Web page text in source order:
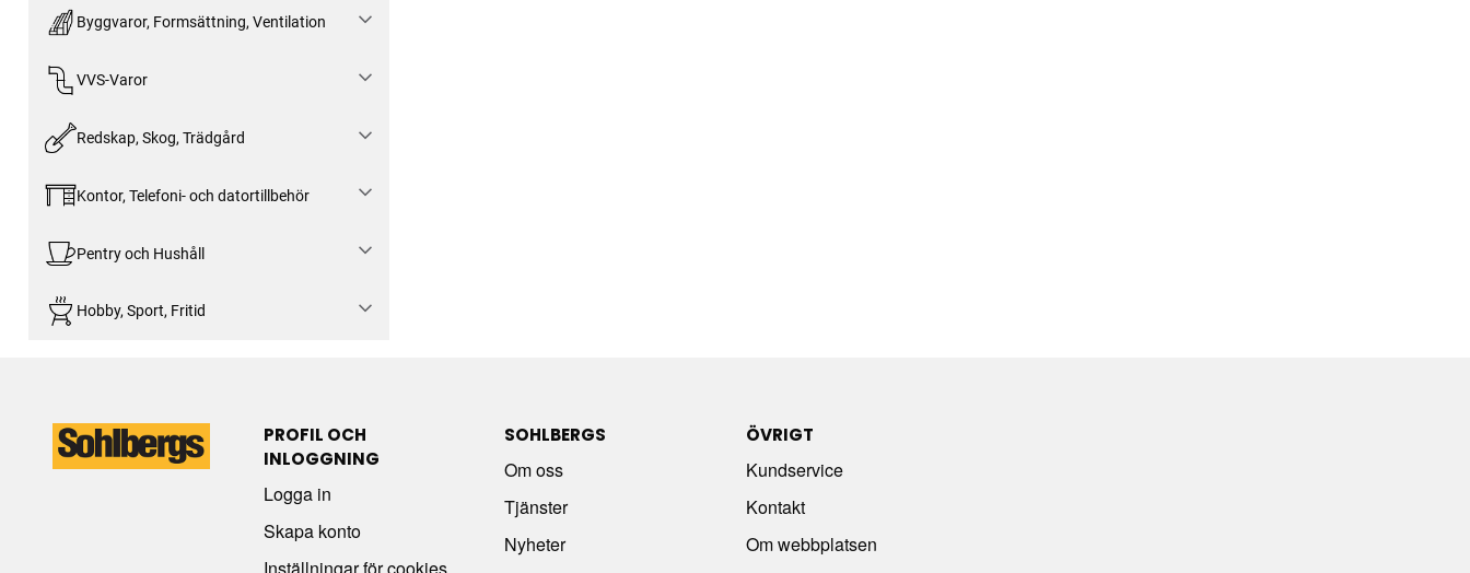
Byggvaror, Formsättning, Ventilation
VVS-Varor
Redskap, Skog, Trädgård
Kontor, Telefoni- och datortillbehör
Pentry och Hushåll
Hobby, Sport, Fritid
PROFIL OCH
INLOGGNING
Logga in
Skapa konto
Inställningar för cookies
SOHLBERGS
Om oss
Tjänster
Nyheter
ÖVRIGT
Kundservice
Kontakt
Om webbplatsen